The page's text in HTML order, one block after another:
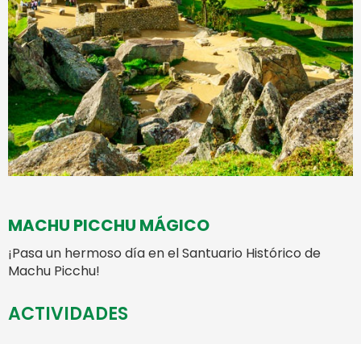
MACHU PICCHU MÁGICO
¡Pasa un hermoso día en el Santuario Histórico de
Machu Picchu!
ACTIVIDADES